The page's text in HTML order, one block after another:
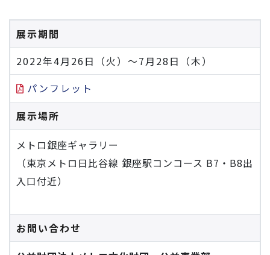
展示期間
2022年4月26日（火）～7月28日（木）
パンフレット
展示場所
メトロ銀座ギャラリー
（東京メトロ日比谷線 銀座駅コンコース B7・B8出
入口付近）
お問い合わせ